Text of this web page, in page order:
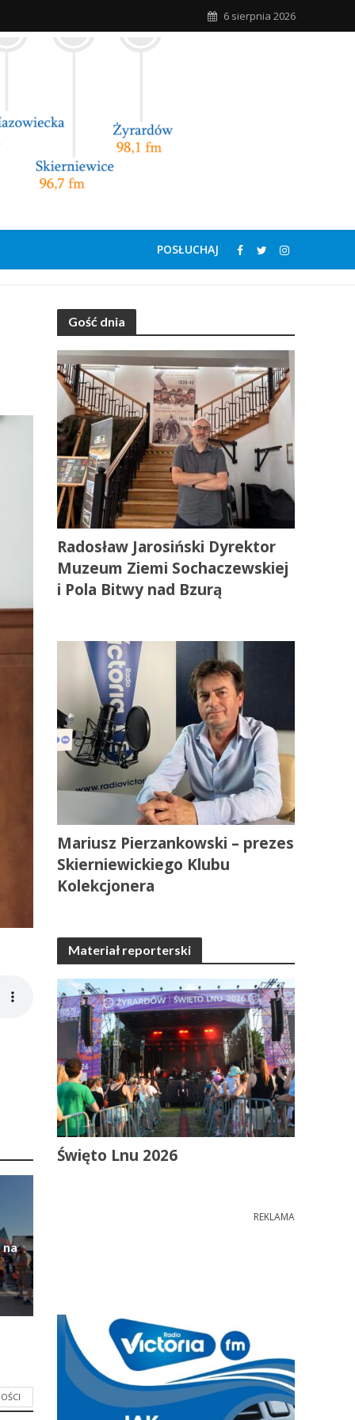
6 sierpnia 2026
POSŁUCHAJ
na
Gość dnia
Radosław Jarosiński Dyrektor
Muzeum Ziemi Sochaczewskiej
i Pola Bitwy nad Bzurą
Mariusz Pierzankowski – prezes
Skierniewickiego Klubu
Kolekcjonera
Materiał reporterski
Święto Lnu 2026
REKLAMA